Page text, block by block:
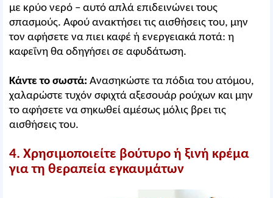
με κρύο νερό – αυτό απλά επιδεινώνει τους
σπασμούς. Αφού ανακτήσει τις αισθήσεις του, μην
τον αφήσετε να πιει καφέ ή ενεργειακά ποτά: η
καφεΐνη θα οδηγήσει σε αφυδάτωση.
Κάντε το σωστά: Ανασηκώστε τα πόδια του ατόμου,
χαλαρώστε τυχόν σφιχτά αξεσουάρ ρούχων και μην
το αφήσετε να σηκωθεί αμέσως μόλις βρει τις
αισθήσεις του.
4. Χρησιμοποιείτε βούτυρο ή ξινή κρέμα
για τη θεραπεία εγκαυμάτων